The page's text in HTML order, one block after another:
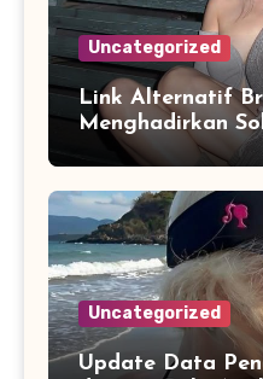
Uncategorized
Link Alternatif
Menghadirkan
Stabil di
Uncategorized
Update Data